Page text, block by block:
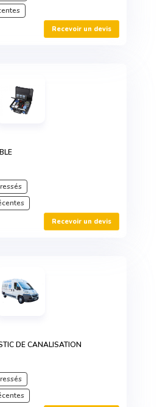
Recevoir un devis
Recevoir un devis
DE CANALISATION